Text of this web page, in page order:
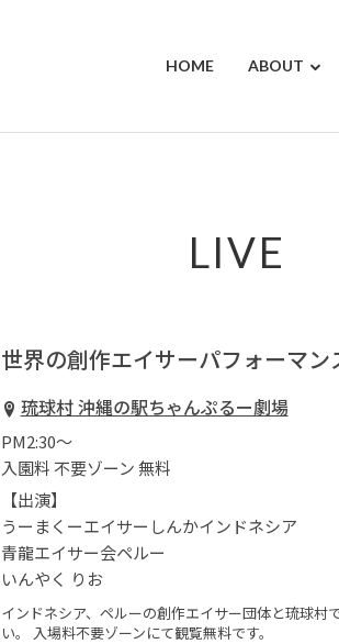
HOME ABOUT
LIVE
世界の創作エイサーパフォーマン
琉球村 沖縄の駅ちゃんぷるー劇場
PM2:30〜
入園料 不要ゾーン 無料
【出演】
うーまくーエイサーしんかインドネシア
青龍エイサー会ペルー
いんやく りお
インドネシア、ペルーの創作エイサー団体と琉球村
い。 入場料不要ゾーンにて観覧無料です。